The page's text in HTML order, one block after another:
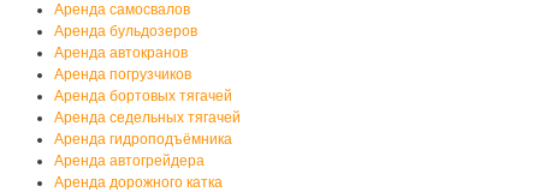
Аренда самосвалов
Аренда бульдозеров
Аренда автокранов
Аренда погрузчиков
Аренда бортовых тягачей
Аренда седельных тягачей
Аренда гидроподъёмника
Аренда автогрейдера
Аренда дорожного катка